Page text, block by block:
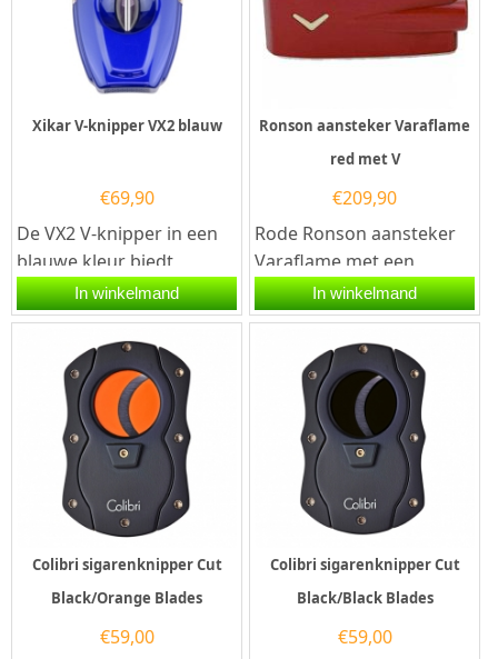
Xikar V-knipper VX2 blauw
€69,90
De VX2 V-knipper in een
blauwe kleur biedt
ergonomische bediening
met één hand en maakt
gebruik...
In winkelmand
Ronson aansteker Varaflame
red met V
€209,90
Rode Ronson aansteker
Varaflame met een
goudkleurig V-teken aan
de voorzijde en een
chromen...
In winkelmand
Colibri sigarenknipper Cut
Black/Orange Blades
€59,00
Colibri sigarenknipper Cut
Black/Black Blades
€59,00